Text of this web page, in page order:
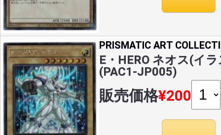
PRISMATIC ART
E・HERO ネオス(イ
(PAC1-JP005)
販売価格¥200